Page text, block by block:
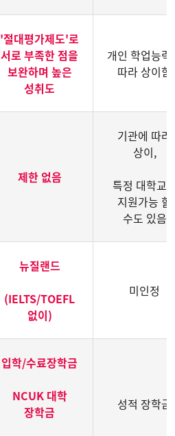
'절대평가제도'로
서로 부족한 점을
보완하며 높은
성취도
개인 학업능력
따라 상이함
제한 없음
기관에 따라
상이,
특정 대학교
지원가능 할
수도 있음
뉴질랜드
(IELTS/TOEFL
없이)
미인정
입학/수료장학금
NCUK 대학
장학금
성적 장학금